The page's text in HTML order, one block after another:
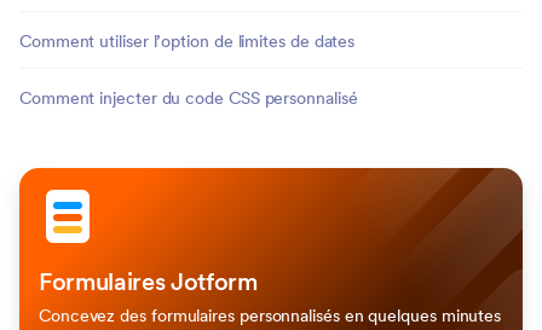
Comment utiliser l’option de limites de dates
Comment injecter du code CSS personnalisé
Formulaires Jotform
Concevez des formulaires personnalisés en quelques minutes